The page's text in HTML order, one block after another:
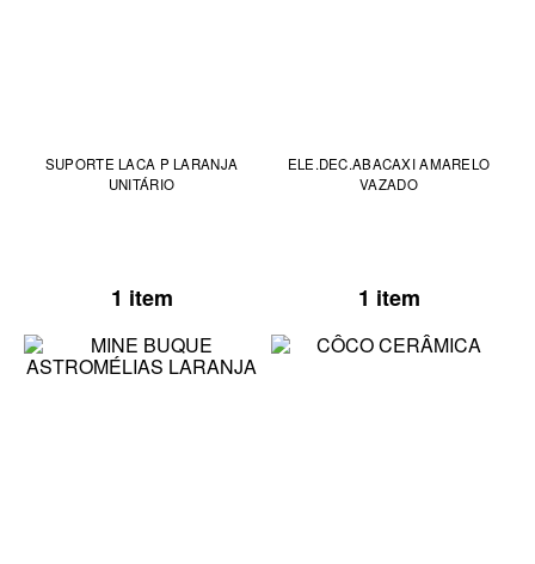
SUPORTE LACA P LARANJA
UNITÁRIO
1 item
ELE.DEC.ABACAXI AMARELO
VAZADO
1 item